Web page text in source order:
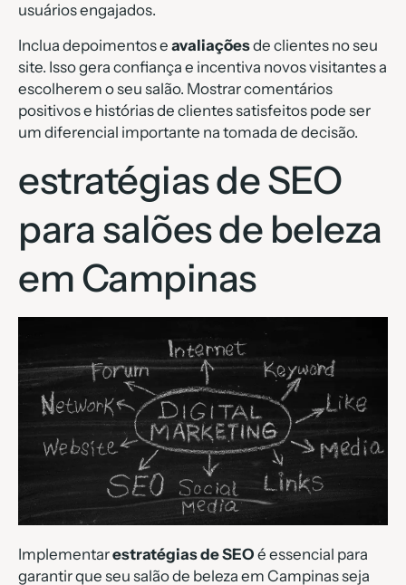
usuários engajados.
Inclua depoimentos e avaliaçõesde clientes no seu
site. Isso gera confiança e incentiva novos visitantes a
escolherem o seu salão. Mostrar comentários
positivos e histórias de clientes satisfeitos pode ser
um diferencial importante na tomada de decisão.
estratégias de SEO
para salões de beleza
em Campinas
Implementarestratégias de SEO é essencial para
garantir que seu salão de beleza em Campinas seja